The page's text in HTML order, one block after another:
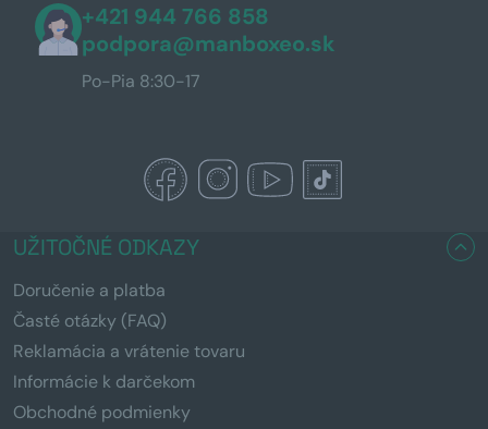
+421 944 766 858
podpora@manboxeo.sk
Po-Pia 8:30-17
UŽITOČNÉ ODKAZY
Doručenie a platba
Časté otázky (FAQ)
Reklamácia a vrátenie tovaru
Informácie k darčekom
Obchodné podmienky